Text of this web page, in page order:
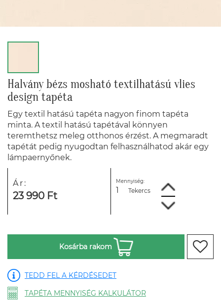
Halvány bézs mosható textilhatású vlies
design tapéta
Egy textil hatású tapéta nagyon finom tapéta
minta. A textil hatású tapétával könnyen
teremthetsz meleg otthonos érzést. A megmaradt
tapétát pedig nyugodtan felhasználhatod akár egy
lámpaernyőnek.
Ár:
23 990 Ft
Mennyiség:
Tekercs
Kosárba rakom
TEDD FEL A KÉRDÉSEDET
TAPÉTA MENNYISÉG KALKULÁTOR